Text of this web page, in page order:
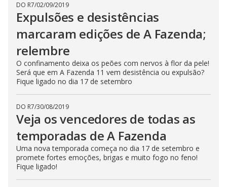
DO R7/02/09/2019
Expulsões e desistências
marcaram edições de A Fazenda;
relembre
O confinamento deixa os peões com nervos à flor da pele!
Será que em A Fazenda 11 vem desistência ou expulsão?
Fique ligado no dia 17 de setembro
DO R7/30/08/2019
Veja os vencedores de todas as
temporadas de A Fazenda
Uma nova temporada começa no dia 17 de setembro e
promete fortes emoções, brigas e muito fogo no feno!
Fique ligado!